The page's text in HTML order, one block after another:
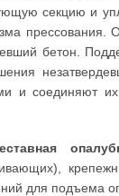
секцию и
прессования.
бетон.
и соединяют
для подъема